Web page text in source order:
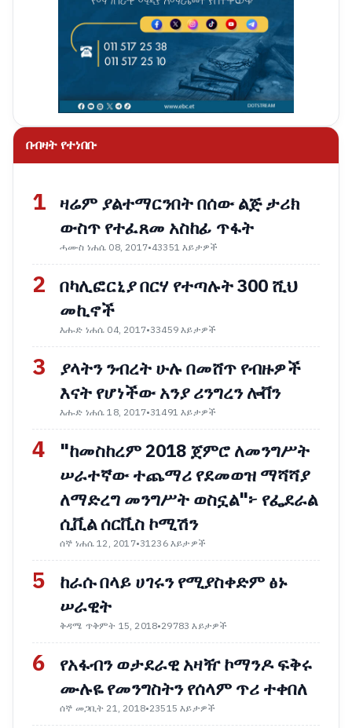
በብዛት የተነበቡ
1 ዛሬም ያልተማርንበት በሰው ልጅ ታሪክ
ውስጥ የተፈጸመ አስከፊ ጥፋት
ሓሙስ ነሐሴ 08, 2017•43351 እይታዎች
2 በካሊፎርኒያ በርሃ የተጣሉት 300 ሺህ
መኪኖች
እሑድ ነሐሴ 04, 2017•33459 እይታዎች
3
ያላትን ንብረት ሁሉ በመሸጥ የብዙዎች
እናት የሆነችው አንያ ሪንግረን ሎቨን
እሑድ ነሐሴ 18, 2017•31491 እይታዎች
4
"ከመስከረም 2018 ጀምሮ ለመንግሥት
ሠራተኛው ተጨማሪ የደመወዝ ማሻሻያ
ለማድረግ መንግሥት ወስኗል"፦ የፌደራል
ሲቪል ሰርቪስ ኮሚሽን
ሰኞ ነሐሴ 12, 2017•31236 እይታዎች
5
ከራሱ በላይ ሀገሩን የሚያስቀድም ፅኑ
ሠራዊት
ቅዳሜ ጥቅምት 15, 2018•29783 እይታዎች
6
የአፋብን ወታደራዊ አዛዥ ኮማንዶ ፍቅሩ
ሙሉዬ የመንግስትን የሰላም ጥሪ ተቀበለ
ሰኞ መጋቢት 21, 2018•23515 እይታዎች